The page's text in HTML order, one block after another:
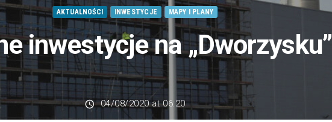
AKTUALNOŚCI INWESTYCJE MAPY I PLANY
inwestycje na „Dworzysku”
04/08/2020 at 06:20